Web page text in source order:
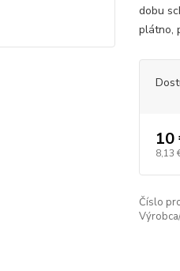
dobu
plátno,
10
8,13
Číslo